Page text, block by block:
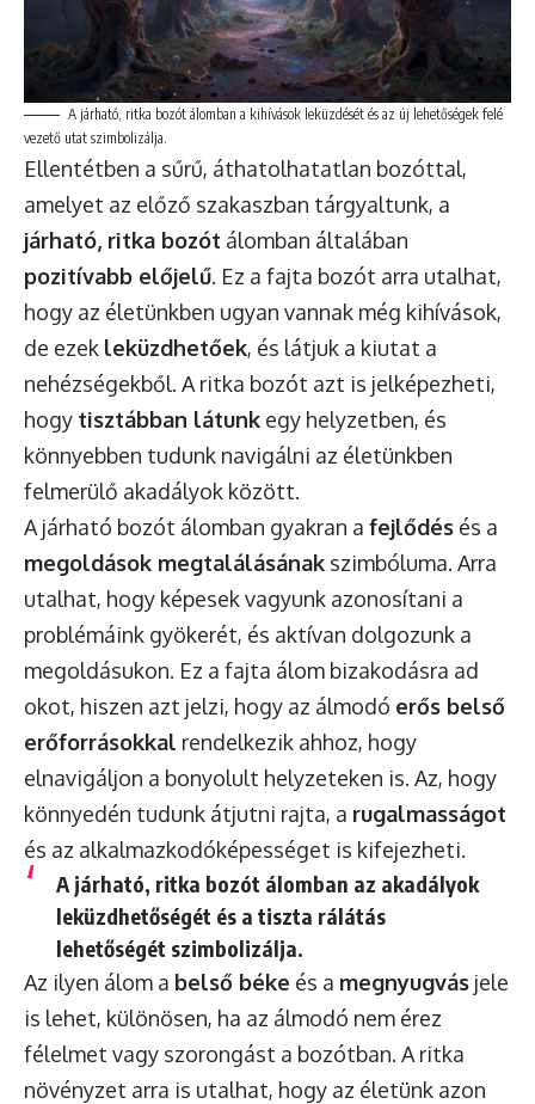
A járható, ritka bozót álomban a kihívások leküzdését és az új lehetőségek felé
vezető utat szimbolizálja.
Ellentétben a sűrű, áthatolhatatlan bozóttal,
amelyet az előző szakaszban tárgyaltunk, a
járható, ritka bozót álomban általában
pozitívabb előjelű. Ez a fajta bozót arra utalhat,
hogy az életünkben ugyan vannak még kihívások,
de ezek leküzdhetőek, és látjuk a kiutat a
nehézségekből. A ritka bozót azt is jelképezheti,
hogy tisztábban látunk egy helyzetben, és
könnyebben tudunk navigálni az életünkben
felmerülő akadályok között.
A járható bozót álomban gyakran a fejlődés és a
megoldások megtalálásának szimbóluma. Arra
utalhat, hogy képesek vagyunk azonosítani a
problémáink gyökerét, és aktívan dolgozunk a
megoldásukon. Ez a fajta álom bizakodásra ad
okot, hiszen azt jelzi, hogy az álmodó erős belső
erőforrásokkal rendelkezik ahhoz, hogy
elnavigáljon a bonyolult helyzeteken is. Az, hogy
könnyedén tudunk átjutni rajta, a rugalmasságot
és az alkalmazkodóképességet is kifejezheti.
A járható, ritka bozót álomban az akadályok
leküzdhetőségét és a tiszta rálátás
lehetőségét szimbolizálja.
Az ilyen álom a belső béke és a megnyugvás jele
is lehet, különösen, ha az álmodó nem érez
félelmet vagy szorongást a bozótban. A ritka
növényzet arra is utalhat, hogy az életünk azon